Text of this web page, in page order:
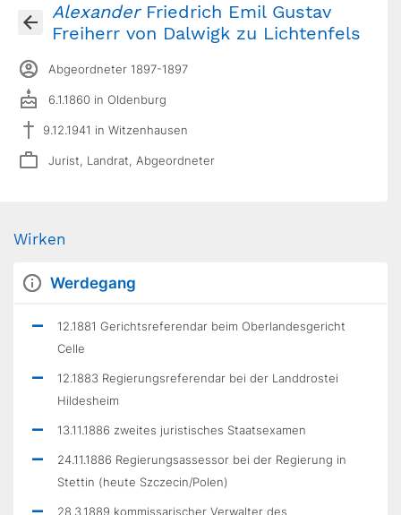
AlexanderFriedrich Emil Gustav
Freiherr von Dalwigk zu Lichtenfels
Abgeordneter 1897-1897
6.1.1860 in Oldenburg
9.12.1941 in Witzenhausen
Jurist, Landrat, Abgeordneter
Wirken
Werdegang
12.1881 Gerichtsreferendar beim Oberlandesgericht
Celle
12.1883 Regierungsreferendar bei der Landdrostei
Hildesheim
13.11.1886 zweites juristisches Staatsexamen
24.11.1886 Regierungsassessor bei der Regierung in
Stettin (heute Szczecin/Polen)
28.3.1889 kommissarischer Verwalter des